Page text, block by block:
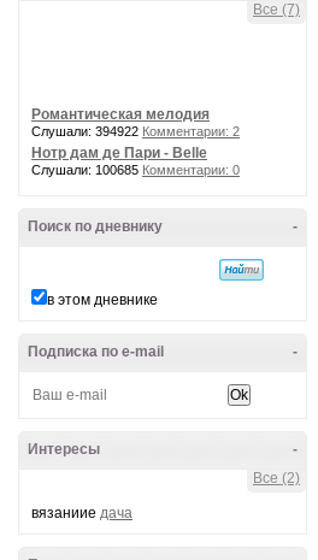
Все (7)
Романтическая мелодия
Слушали: 394922 Комментарии: 2
Нотр дам де Пари - Belle
Слушали: 100685 Комментарии: 0
-
Поиск по дневнику
в этом дневнике
-
Подписка по e-mail
-
Интересы
Все (2)
вязаниие дача